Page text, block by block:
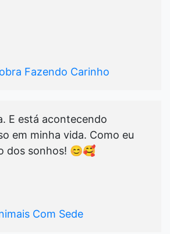
Fazendo Carinho
E está acontecendo
em minha vida. Como eu
dos sonhos! 😊🥰
Com Sede